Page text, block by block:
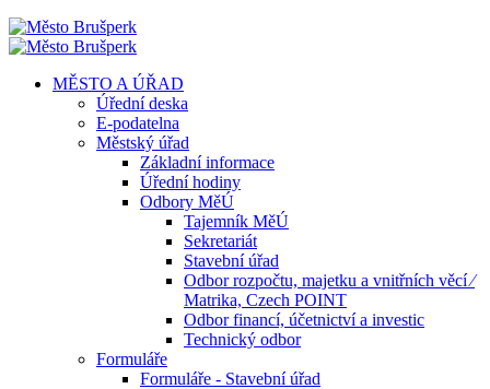
MĚSTO A ÚŘAD
Úřední deska
E-podatelna
Městský úřad
Základní informace
Úřední hodiny
Odbory MěÚ
Tajemník MěÚ
Sekretariát
Stavební úřad
Odbor rozpočtu, majetku a vnitřních věcí ⁄
Matrika, Czech POINT
Odbor financí, účetnictví a investic
Technický odbor
Formuláře
Formuláře - Stavební úřad